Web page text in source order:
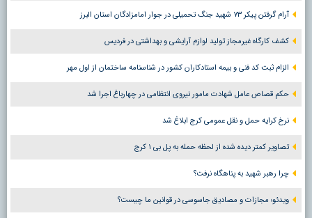
آرام گرفتن پیکر ۷۳ شهید جنگ تحمیلی در جوار امامزادگان استان البرز
کشف کارگاه غیرمجاز تولید لوازم آرایشی و بهداشتی در فردیس
الزام ثبت کد فنی و بیمه استادکاران کشور در شناسنامه ساختمان از اول مهر
حکم قصاص عامل شهادت مامور نیروی انتظامی در چهارباغ اجرا شد
نرخ کرایه حمل و نقل عمومی کرج ابلاغ شد
تصاویر کمتر دیده شده از لحظه حمله به پل بی ۱ کرج
چرا رهبر شهید به پناهگاه نرفت؟
ویدئو؛ مجازات و مصادیق جاسوسی در قوانین ما چیست؟